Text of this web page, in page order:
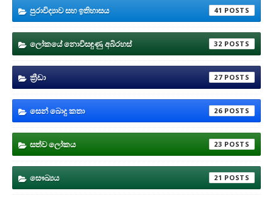
පුරාවිද්‍යාව සහ ඉතිහාසය 41
ලෝකයේ නොවිසඳුණු අබිරහස් 32
ක්‍රීඩා 27
සෙන් බොදු කතා 26
සත්ව ලෝකය 23
සෞඛ්‍යය 21